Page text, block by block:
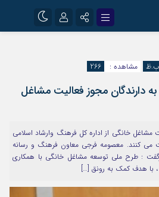
مشاهده : 266
دارندگان مجوز فعالیت مشاغل
مشاغل خانگی از اداره کل فرهنگ وارشاد اسلامی
می کنند. معصومه فرجی معاون فرهنگ و رسانه
: طرح ملی توسعه مشاغل خانگی با همکاری
، با هدف کمک به رونق […]